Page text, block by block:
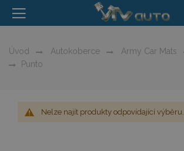
Úvod Autokoberce Army Car Mats
Punto
Nelze najít produkty odpovídající výběru.